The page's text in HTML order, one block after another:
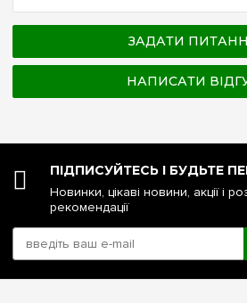
ЗАДАТИ
НАПИСАТИ
ПІДПИСУЙТЕСЬ І БУДЬТЕ
Новинки, цікаві новини, акції і
рекомендації